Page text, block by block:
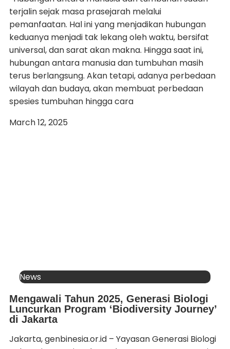
terjalin sejak masa prasejarah melalui
pemanfaatan. Hal ini yang menjadikan hubungan
keduanya menjadi tak lekang oleh waktu, bersifat
universal, dan sarat akan makna. Hingga saat ini,
hubungan antara manusia dan tumbuhan masih
terus berlangsung. Akan tetapi, adanya perbedaan
wilayah dan budaya, akan membuat perbedaan
spesies tumbuhan hingga cara
March 12, 2025
News
Mengawali Tahun 2025, Generasi Biologi
Luncurkan Program ‘Biodiversity Journey’
di Jakarta
Jakarta, genbinesia.or.id – Yayasan Generasi Biologi